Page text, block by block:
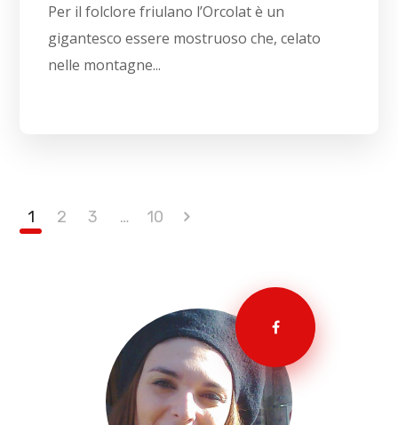
Per il folclore friulano l’Orcolat è un
gigantesco essere mostruoso che, celato
nelle montagne...
1 2 3 … 10